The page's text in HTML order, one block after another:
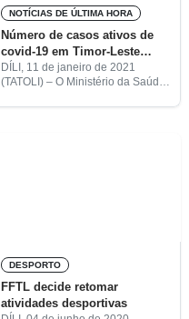
NOTÍCIAS DE ÚLTIMA HORA
Número de casos ativos de
covid-19 em Timor-Leste
diminui para oito
DÍLI, 11 de janeiro de 2021
(TATOLI) – O Ministério da Saúde
DESPORTO
FFTL decide retomar
atividades desportivas